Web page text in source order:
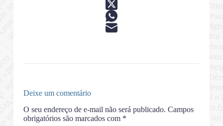
Deixe um comentário
O seu endereço de e-mail não será publicado. Campos
obrigatórios são marcados com *